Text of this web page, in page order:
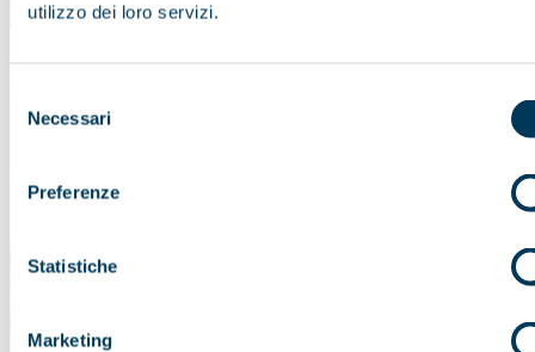
utilizzo dei loro servizi.
delNecessari
Preferenze
Statistiche
Marketing